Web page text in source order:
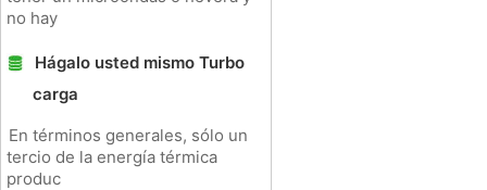
no hay
Hágalo usted mismo Turbo
carga
En términos generales, sólo un
tercio de la energía térmica
produc